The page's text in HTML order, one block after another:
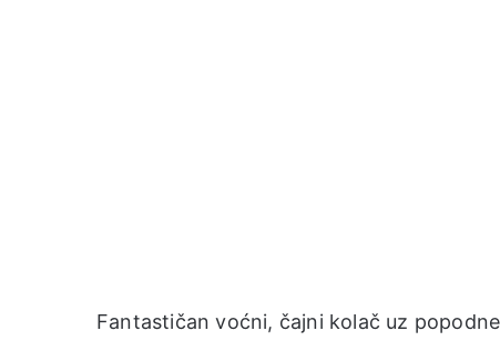
Fantastičan voćni, čajni kolač uz